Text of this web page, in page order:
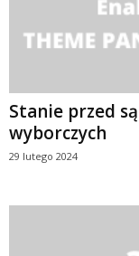
Stanie przed
wyborczych
29 lutego 2024